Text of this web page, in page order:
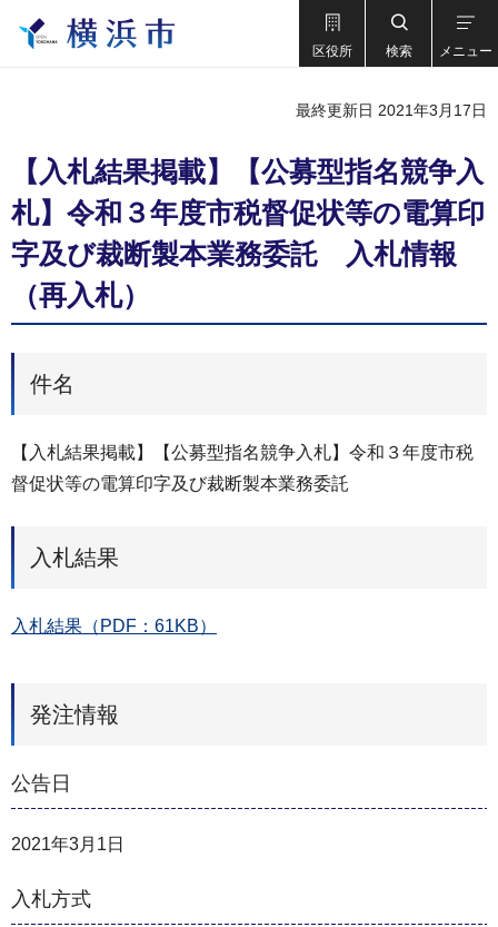
区役所 検索 メニュー
最終更新日 2021年3月17日
【入札結果掲載】【公募型指名競争入
札】令和３年度市税督促状等の電算印
字及び裁断製本業務委託 入札情報
（再入札）
件名
【入札結果掲載】【公募型指名競争入札】令和３年度市税
督促状等の電算印字及び裁断製本業務委託
入札結果
入札結果（PDF：61KB）
発注情報
公告日
2021年3月1日
入札方式